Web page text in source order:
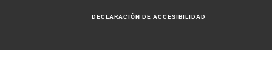
DECLARACIÓN DE ACCESIBILIDAD